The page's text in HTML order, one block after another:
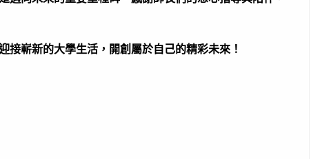
嶄新的大學生活，開創屬於自己的精彩未來！